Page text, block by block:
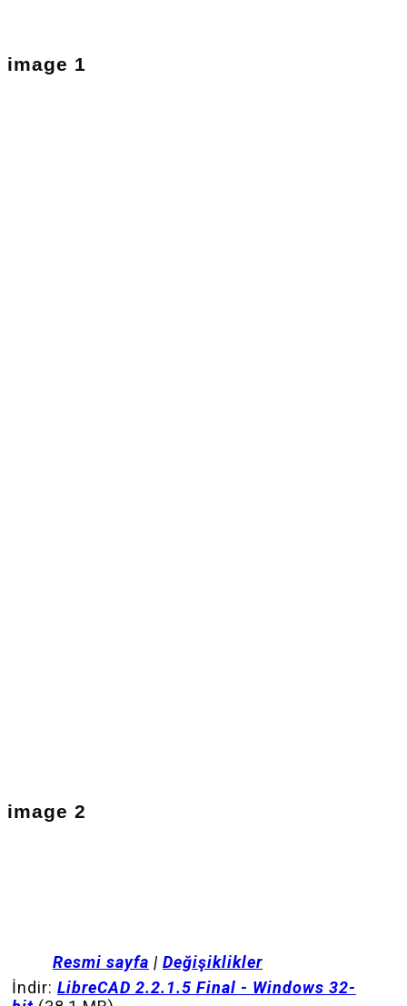
image 1
image 2
Resmi sayfa | Değişiklikler
İndir: LibreCAD 2.2.1.5 Final - Windows 32-